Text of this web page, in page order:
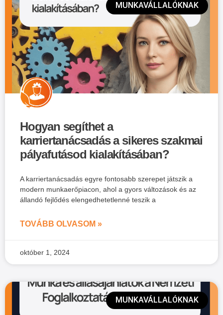
MUNKAVÁLLALÓKNAK
Hogyan segíthet a
karriertanácsadás a sikeres szakmai
pályafutásod kialakításában?
A karriertanácsadás egyre fontosabb szerepet játszik a
modern munkaerőpiacon, ahol a gyors változások és az
állandó fejlődés elengedhetetlenné teszik a
TOVÁBB OLVASOM »
október 1, 2024
MUNKAVÁLLALÓKNAK